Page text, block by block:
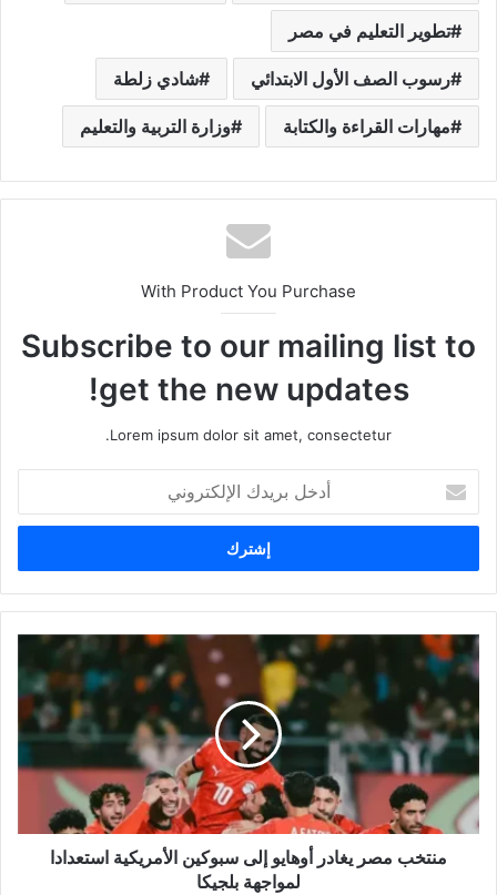
تطوير التعليم في مصر
رسوب الصف الأول الابتدائي شادي زلطة
مهارات القراءة والكتابة وزارة التربية والتعليم
With Product You Purchase
Subscribe to our mailing list to
get the new updates!
Lorem ipsum dolor sit amet, consectetur.
خ
ب
ر
د
ك
ل
ل
ك
ت
ر
منتخب مصر يغادر أوهايو إلى سبوكين الأمريكية استعدادا
لمواجهة بلجيكا